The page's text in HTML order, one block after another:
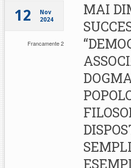
12
Nov
2024
Francamente 2
MAI